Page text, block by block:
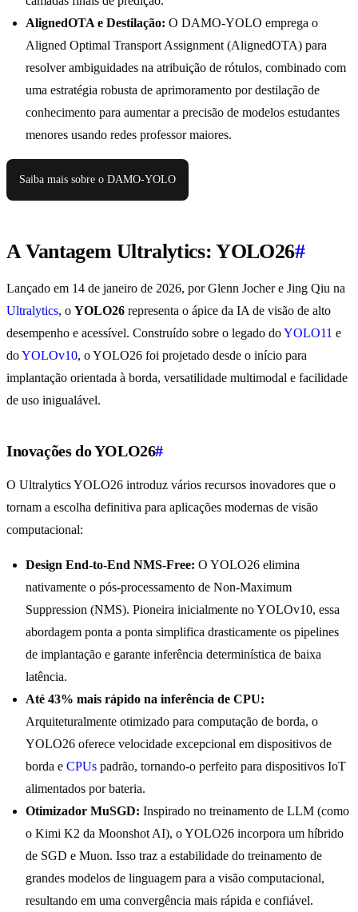
AlignedOTA e Destilação: O DAMO-YOLO emprega o
Aligned Optimal Transport Assignment (AlignedOTA) para
resolver ambiguidades na atribuição de rótulos, combinado com
uma estratégia robusta de aprimoramento por destilação de
conhecimento para aumentar a precisão de modelos estudantes
menores usando redes professor maiores.
Saiba mais sobre o DAMO-YOLO
A Vantagem Ultralytics: YOLO26#
Lançado em 14 de janeiro de 2026, por Glenn Jocher e Jing Qiu na
Ultralytics, o YOLO26 representa o ápice da IA de visão de alto
desempenho e acessível. Construído sobre o legado doYOLO11 e
doYOLOv10, o YOLO26 foi projetado desde o início para
implantação orientada à borda, versatilidade multimodal e facilidade
de uso inigualável.
Inovações do YOLO26#
O Ultralytics YOLO26 introduz vários recursos inovadores que o
tornam a escolha definitiva para aplicações modernas de visão
computacional:
Design End-to-End NMS-Free: O YOLO26 elimina
nativamente o pós-processamento de Non-Maximum
Suppression (NMS). Pioneira inicialmente no YOLOv10, essa
abordagem ponta a ponta simplifica drasticamente os pipelines
de implantação e garante inferência determinística de baixa
latência.
Até 43% mais rápido na inferência de CPU:
Arquiteturalmente otimizado para computação de borda, o
YOLO26 oferece velocidade excepcional em dispositivos de
borda e CPUs padrão, tornando-o perfeito para dispositivos IoT
alimentados por bateria.
Otimizador MuSGD: Inspirado no treinamento de LLM (como
o Kimi K2 da Moonshot AI), o YOLO26 incorpora um híbrido
de SGD e Muon. Isso traz a estabilidade do treinamento de
grandes modelos de linguagem para a visão computacional,
resultando em uma convergência mais rápida e confiável.